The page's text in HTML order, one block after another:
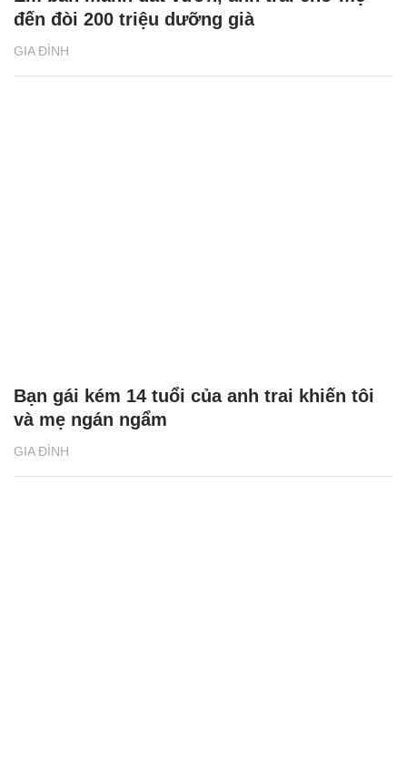
GIA ĐÌNH
đến đòi 200 triệu dưỡng già
GIA ĐÌNH
Bạn gái kém 14 tuổi của anh trai khiến tôi
và mẹ ngán ngẩm